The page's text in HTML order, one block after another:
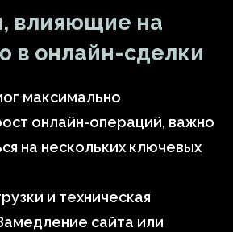
влияющие на
в онлайн-сделки
максимально
онлайн-операций, важно
на нескольких ключевых
и техническая
сайта или